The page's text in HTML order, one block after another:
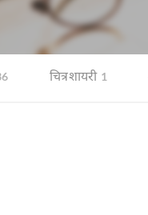
चित्र शायरी 1